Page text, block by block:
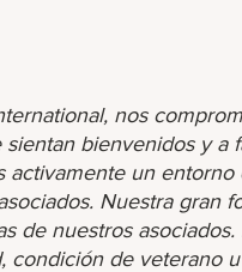
nos
sientan bienvenidos y a
activamente un
Nuestra gran
de nuestros
condición de veterano